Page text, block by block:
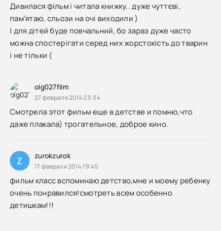
Дивилася фільм і читала книжку.. дуже чуттєві,
пам'ятаю, сльози на очі виходили )
І для дітей буде повчальний, бо зараз дуже часто
можна спостерігати серед них жорстокість до тварин
і не тільки (
olg027film
27 февраля 2014 23:34
Смотрела этот фильм еще в детстве и помню,что
даже плакала) трогательное, доброе кино.
Z zurokzurok
17 февраля 2014 19:45
фильм класс вспоминаю детство,мне и моему ребенку
очень понравился!смотреть всем особенно
детишкам!!!